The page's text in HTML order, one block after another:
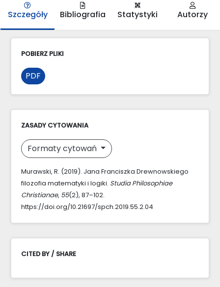
Szczegóły Bibliografia Statystyki Autorzy
POBIERZ PLIKI
PDF
ZASADY CYTOWANIA
Formaty cytowań
Murawski, R. (2019). Jana Franciszka Drewnowskiego
filozofia matematyki i logiki. Studia Philosophiae
Christianae, 55(2), 87–102.
https://doi.org/10.21697/spch.2019.55.2.04
CITED BY / SHARE